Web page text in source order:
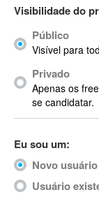
ACPI
Acrobat X
ACT
Actian
Actimize
ActionScript 3
Active Directory
ActiveCollab
Visibilidade do
Público
Visível para
Privado
Apenas os
se candidatar.
Eu sou um:
Novo usuário
Usuário